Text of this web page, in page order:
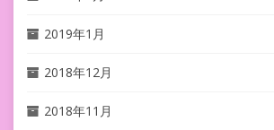
2019年1月
2018年12月
2018年11月